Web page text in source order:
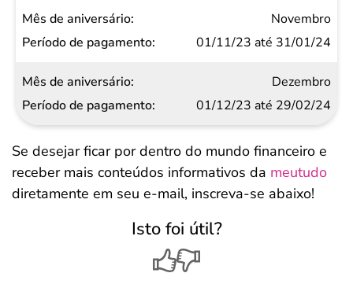
Novembro
01/11/23 até 31/01/24
Dezembro
01/12/23 até 29/02/24
Se desejar ficar por dentro do mundo financeiro e
receber mais conteúdos informativos da meutudo
diretamente em seu e-mail, inscreva-se abaixo!
Isto foi útil?